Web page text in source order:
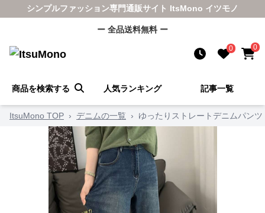
シンプルファッション専門通販サイト ItsMono イツモノ
ー 全品送料無料 ー
0 0
商品を検索する 人気ランキング 記事一覧
ItsuMono TOP › デニムの一覧 › ゆったりストレートデニムパン